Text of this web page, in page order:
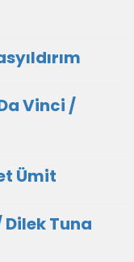
Vinci /
Ümit
Tuna